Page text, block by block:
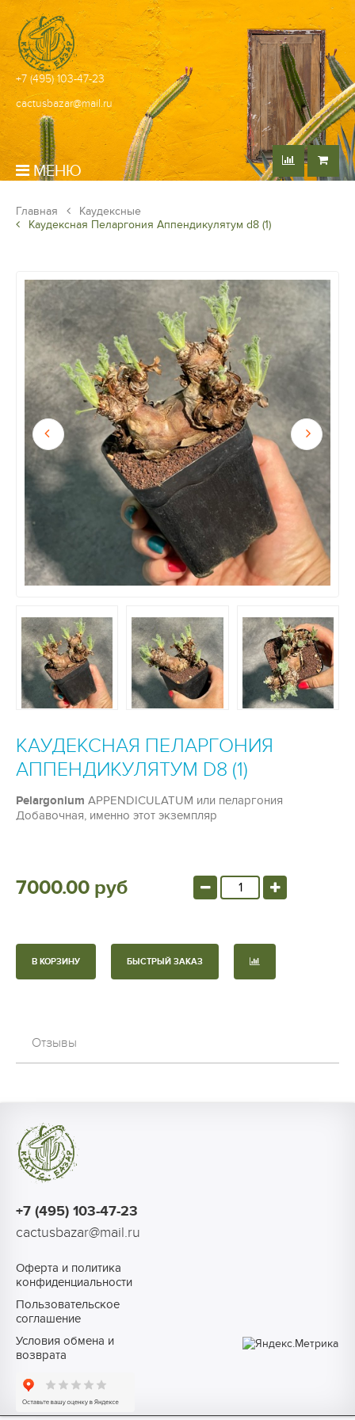
+7 (495) 103-47-23
cactusbazar@mail.ru
МЕНЮ
Главная
Каудексные
Каудексная Пеларгония Аппендикулятум d8 (1)
КАУДЕКСНАЯ ПЕЛАРГОНИЯ
АППЕНДИКУЛЯТУМ D8 (1)
Pelargonium APPENDICULATUM или пеларгония
Добавочная, именно этот экземпляр
7000.00 руб
В КОРЗИНУ БЫСТРЫЙ ЗАКАЗ
Отзывы
+7 (495) 103-47-23
cactusbazar@mail.ru
Оферта и политика
конфиденциальности
Пользовательское
соглашение
Условия обмена и
возврата